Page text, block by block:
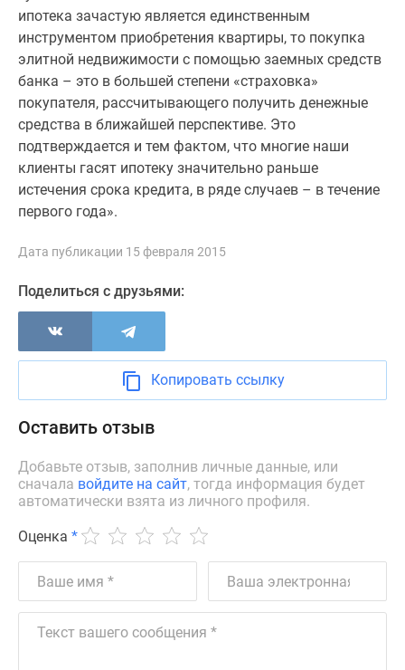
программы
Медиа
Новости
недвижимости
Мнение
эксперта
Аналитика
рынка
Покупателю
новостроек
авторы
проекте
Реклама
Дзен
места
Апартаменты
#траншевая
ипотека
#рассрочка
ипотека зачастую является единственным
инструментом приобретения квартиры, то покупка
элитной недвижимости с помощью заемных средств
банка – это в большей степени «страховка»
покупателя, рассчитывающего получить денежные
средства в ближайшей перспективе. Это
подтверждается и тем фактом, что многие наши
клиенты гасят ипотеку значительно раньше
истечения срока кредита, в ряде случаев – в течение
первого года».
Дата публикации 15 февраля 2015
Поделиться с друзьями:
Копировать ссылку
Оставить отзыв
Добавьте отзыв, заполнив личные данные, или
сначала войдите на сайт, тогда информация будет
автоматически взята из личного профиля.
Оценка *